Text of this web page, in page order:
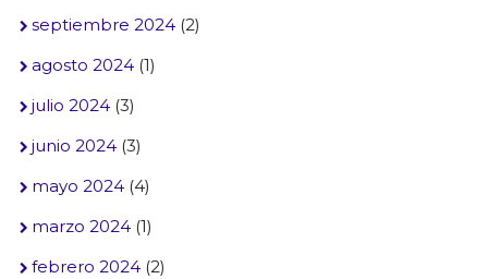
septiembre 2024(2)
agosto 2024(1)
julio 2024(3)
junio 2024(3)
mayo 2024(4)
marzo 2024(1)
febrero 2024(2)